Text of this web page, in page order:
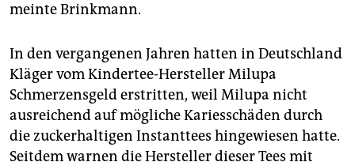
meinte Brinkmann.
In den vergangenen Jahren hatten in Deutschland
Kläger vom Kindertee-Hersteller Milupa
Schmerzensgeld erstritten, weil Milupa nicht
ausreichend auf mögliche Kariesschäden durch
die zuckerhaltigen Instanttees hingewiesen hatte.
Seitdem warnen die Hersteller dieser Tees mit